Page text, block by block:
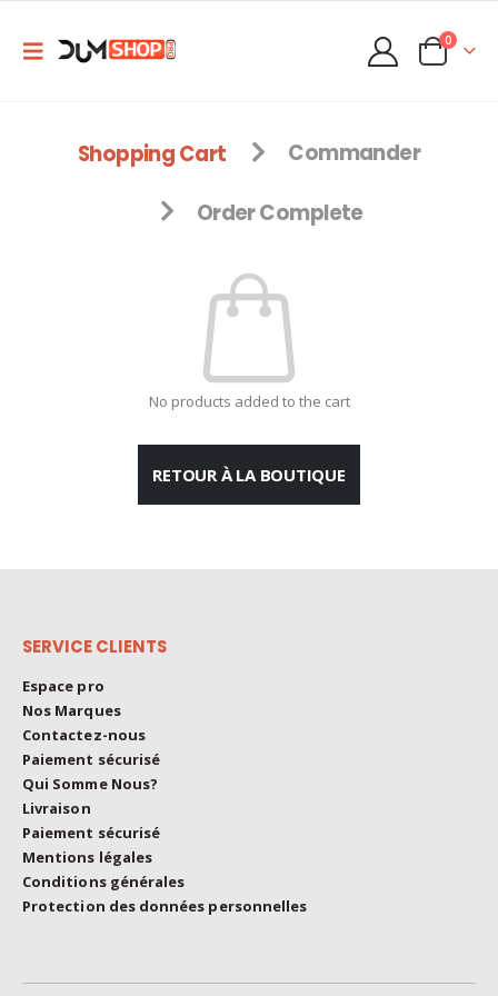
0
Shopping Cart Commander
Order Complete
No products added to the cart
RETOUR À LA BOUTIQUE
SERVICE CLIENTS
Espace pro
Nos Marques
Contactez-nous
Paiement sécurisé
Qui Somme Nous?
Livraison
Paiement sécurisé
Mentions légales
Conditions générales
Protection des données personnelles